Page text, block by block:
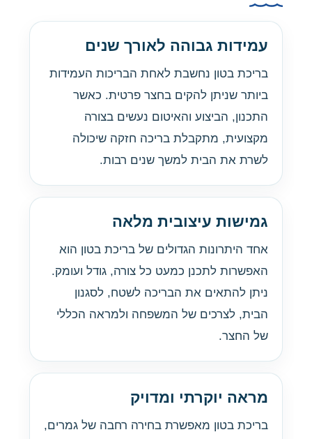
עמידות גבוהה לאורך שנים
בריכת בטון נחשבת לאחת הבריכות העמידות
ביותר שניתן להקים בחצר פרטית. כאשר
התכנון, הביצוע והאיטום נעשים בצורה
מקצועית, מתקבלת בריכה חזקה שיכולה
לשרת את הבית למשך שנים רבות.
גמישות עיצובית מלאה
אחד היתרונות הגדולים של בריכת בטון הוא
האפשרות לתכנן כמעט כל צורה, גודל ועומק.
ניתן להתאים את הבריכה לשטח, לסגנון
הבית, לצרכים של המשפחה ולמראה הכללי
של החצר.
מראה יוקרתי ומדויק
בריכת בטון מאפשרת בחירה רחבה של גמרים,